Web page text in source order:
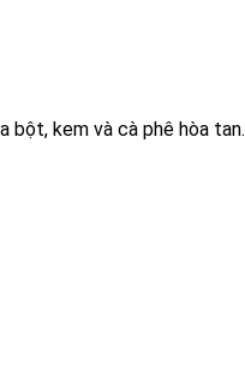
bột, kem và cà phê hòa tan.